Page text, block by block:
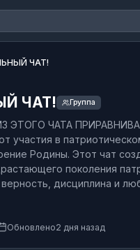
ЧАТ!
ЧАТ! Группа
ЭТОГО ЧАТА
участия в
Родины. Этот чат
поколения
дисциплина и
Обновлено2 дня назад